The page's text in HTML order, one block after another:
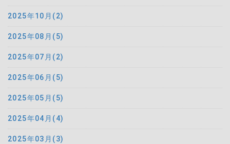
2025年10月(2)
2025年08月(5)
2025年07月(2)
2025年06月(5)
2025年05月(5)
2025年04月(4)
2025年03月(3)